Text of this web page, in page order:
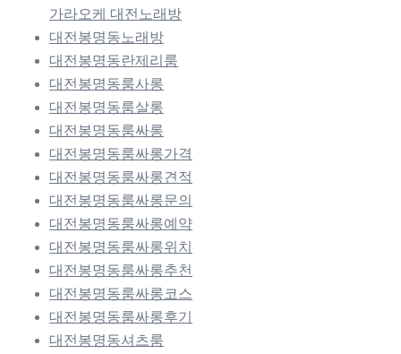
가라오케 대전노래방
대전봉명동노래방
대전봉명동란제리룸
대전봉명동룸사롱
대전봉명동룸살롱
대전봉명동룸싸롱
대전봉명동룸싸롱가격
대전봉명동룸싸롱견적
대전봉명동룸싸롱문의
대전봉명동룸싸롱예약
대전봉명동룸싸롱위치
대전봉명동룸싸롱추천
대전봉명동룸싸롱코스
대전봉명동룸싸롱후기
대전봉명동셔츠룸